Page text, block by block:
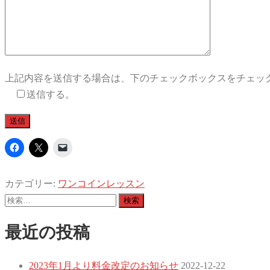
上記内容を送信する場合は、下のチェックボックスをチェッ
送信する。
カテゴリー: ワンコインレッスン
検
最近の投稿
2023年1月より料金改定のお知らせ 2022-12-22